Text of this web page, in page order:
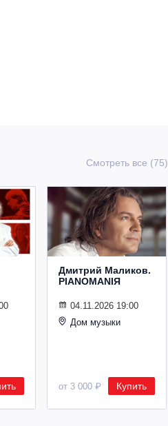
Смотреть все (75)
Дмитрий Маликов.
PIANOMANIЯ
04.11.2026 19:00
Дом музыки
от 3 000 ₽ Купить